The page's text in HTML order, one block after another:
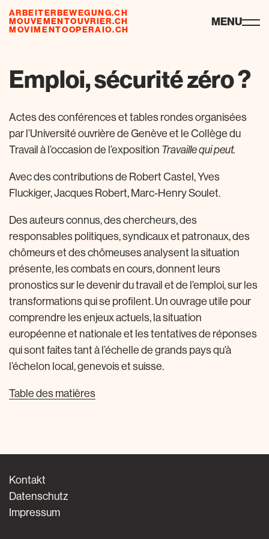
ARBEITERBEWEGUNG.CH
MOUVEMENTOUVRIER.CH
MOVIMENTOOPERAIO.CH
ressourcen MENU
Emploi, sécurité zéro ?
Actes des conférences et tables rondes organisées
par l’Université ouvrière de Genève et le Collège du
Travail à l’occasion de l’exposition Travaille qui peut.
Avec des contributions de Robert Castel, Yves
Fluckiger, Jacques Robert, Marc-Henry Soulet.
Des auteurs connus, des chercheurs, des
responsables politiques, syndicaux et patronaux, des
chômeurs et des chômeuses analysent la situation
présente, les combats en cours, donnent leurs
pronostics sur le devenir du travail et de l’emploi, sur les
transformations qui se profilent. Un ouvrage utile pour
comprendre les enjeux actuels, la situation
européenne et nationale et les tentatives de réponses
qui sont faites tant à l’échelle de grands pays qu’à
l’échelon local, genevois et suisse.
Table des matières
Kontakt
Datenschutz
Impressum